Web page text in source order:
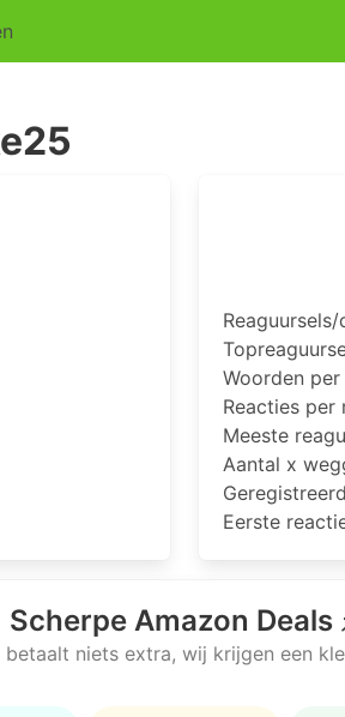
Reaguursels/
Woorden
Reacties per
Meeste
Aantal x
Eerste
Scherpe Amazon Deals
niets extra, wij krijgen een